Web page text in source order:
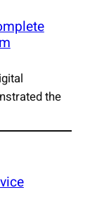
the